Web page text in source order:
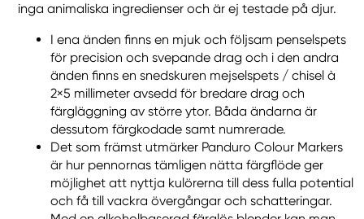
inga animaliska ingredienser och är ej testade på djur.
I ena änden finns en mjuk och följsam penselspets
för precision och svepande drag och i den andra
änden finns en snedskuren mejselspets / chisel à
2×5 millimeter avsedd för bredare drag och
färgläggning av större ytor. Båda ändarna är
dessutom färgkodade samt numrerade.
Det som främst utmärker Panduro Colour Markers
är hur pennornas tämligen nätta färgflöde ger
möjlighet att nyttja kulörerna till dess fulla potential
och få till vackra övergångar och schatteringar.